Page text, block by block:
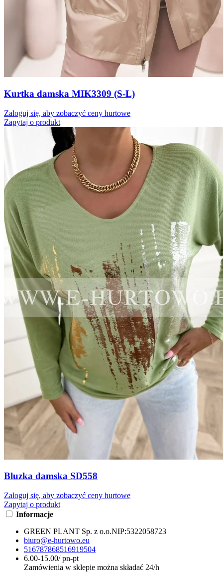
Kurtka damska MIK3309 (S-L)
Zaloguj się, aby zobaczyć ceny hurtowe
Zapytaj o produkt
Bluzka damska SD558
Zaloguj się, aby zobaczyć ceny hurtowe
Zapytaj o produkt
Informacje
GREEN PLANT Sp. z o.o.NIP:5322058723
biuro@e-hurtowo.eu
516787868516919504
6.00-15.00/ pn-pt
Zamówienia w sklepie można składać 24/h